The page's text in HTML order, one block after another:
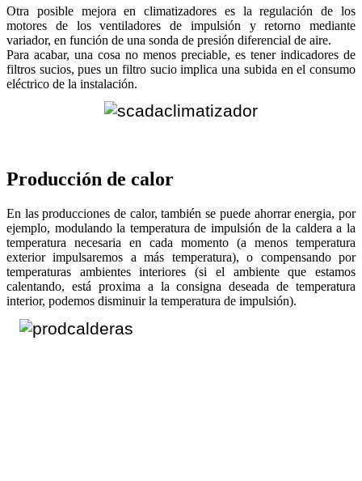
Otra posible mejora en climatizadores es la regulación de los
motores de los ventiladores de impulsión y retorno mediante
variador, en función de una sonda de presión diferencial de aire.
Para acabar, una cosa no menos preciable, es tener indicadores de
filtros sucios, pues un filtro sucio implica una subida en el consumo
eléctrico de la instalación.
Producción de calor
En las producciones de calor, también se puede ahorrar energia, por
ejemplo, modulando la temperatura de impulsión de la caldera a la
temperatura necesaria en cada momento (a menos temperatura
exterior impulsaremos a más temperatura), o compensando por
temperaturas ambientes interiores (si el ambiente que estamos
calentando, está proxima a la consigna deseada de temperatura
interior, podemos disminuir la temperatura de impulsión).